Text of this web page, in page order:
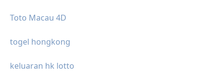
Toto Macau 4D
togel hongkong
keluaran hk lotto